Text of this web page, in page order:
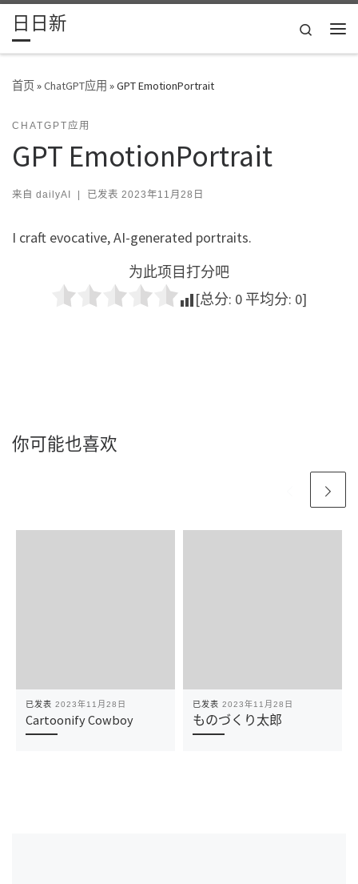
Skip to content
日日新
Search
首页»ChatGPT应用 »GPT EmotionPortrait
CHATGPT应用
GPT EmotionPortrait
来自 dailyAI | 已发表 2023年11月28日
I craft evocative, AI-generated portraits.
为此项目打分吧
[总分: 0 平均分: 0]
你可能也喜欢
已发表 2023年11月28日
Cartoonify Cowboy
已发表 2023年11月28日
ものづくり太郎